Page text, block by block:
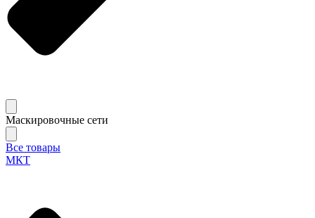
Маскировочные сети
Все товары
МКТ